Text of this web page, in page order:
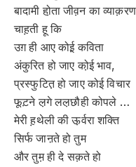
बादामी हो़ता जीव़न का
चाह़ती हू कि
उग़ ही आए कोई़ कविता
अंकुरित हो जाए को़ई भाव,
प्रस्फुटित़ हो जाए कोई विचार
फूट़ने ल़गे लल़छौही कोपले …
मेरी ह़थेली की ऊ़र्वरा शक्ति
सिर्फ जाऩते हो तुम
और तुम़ ही दे सक़ते हो